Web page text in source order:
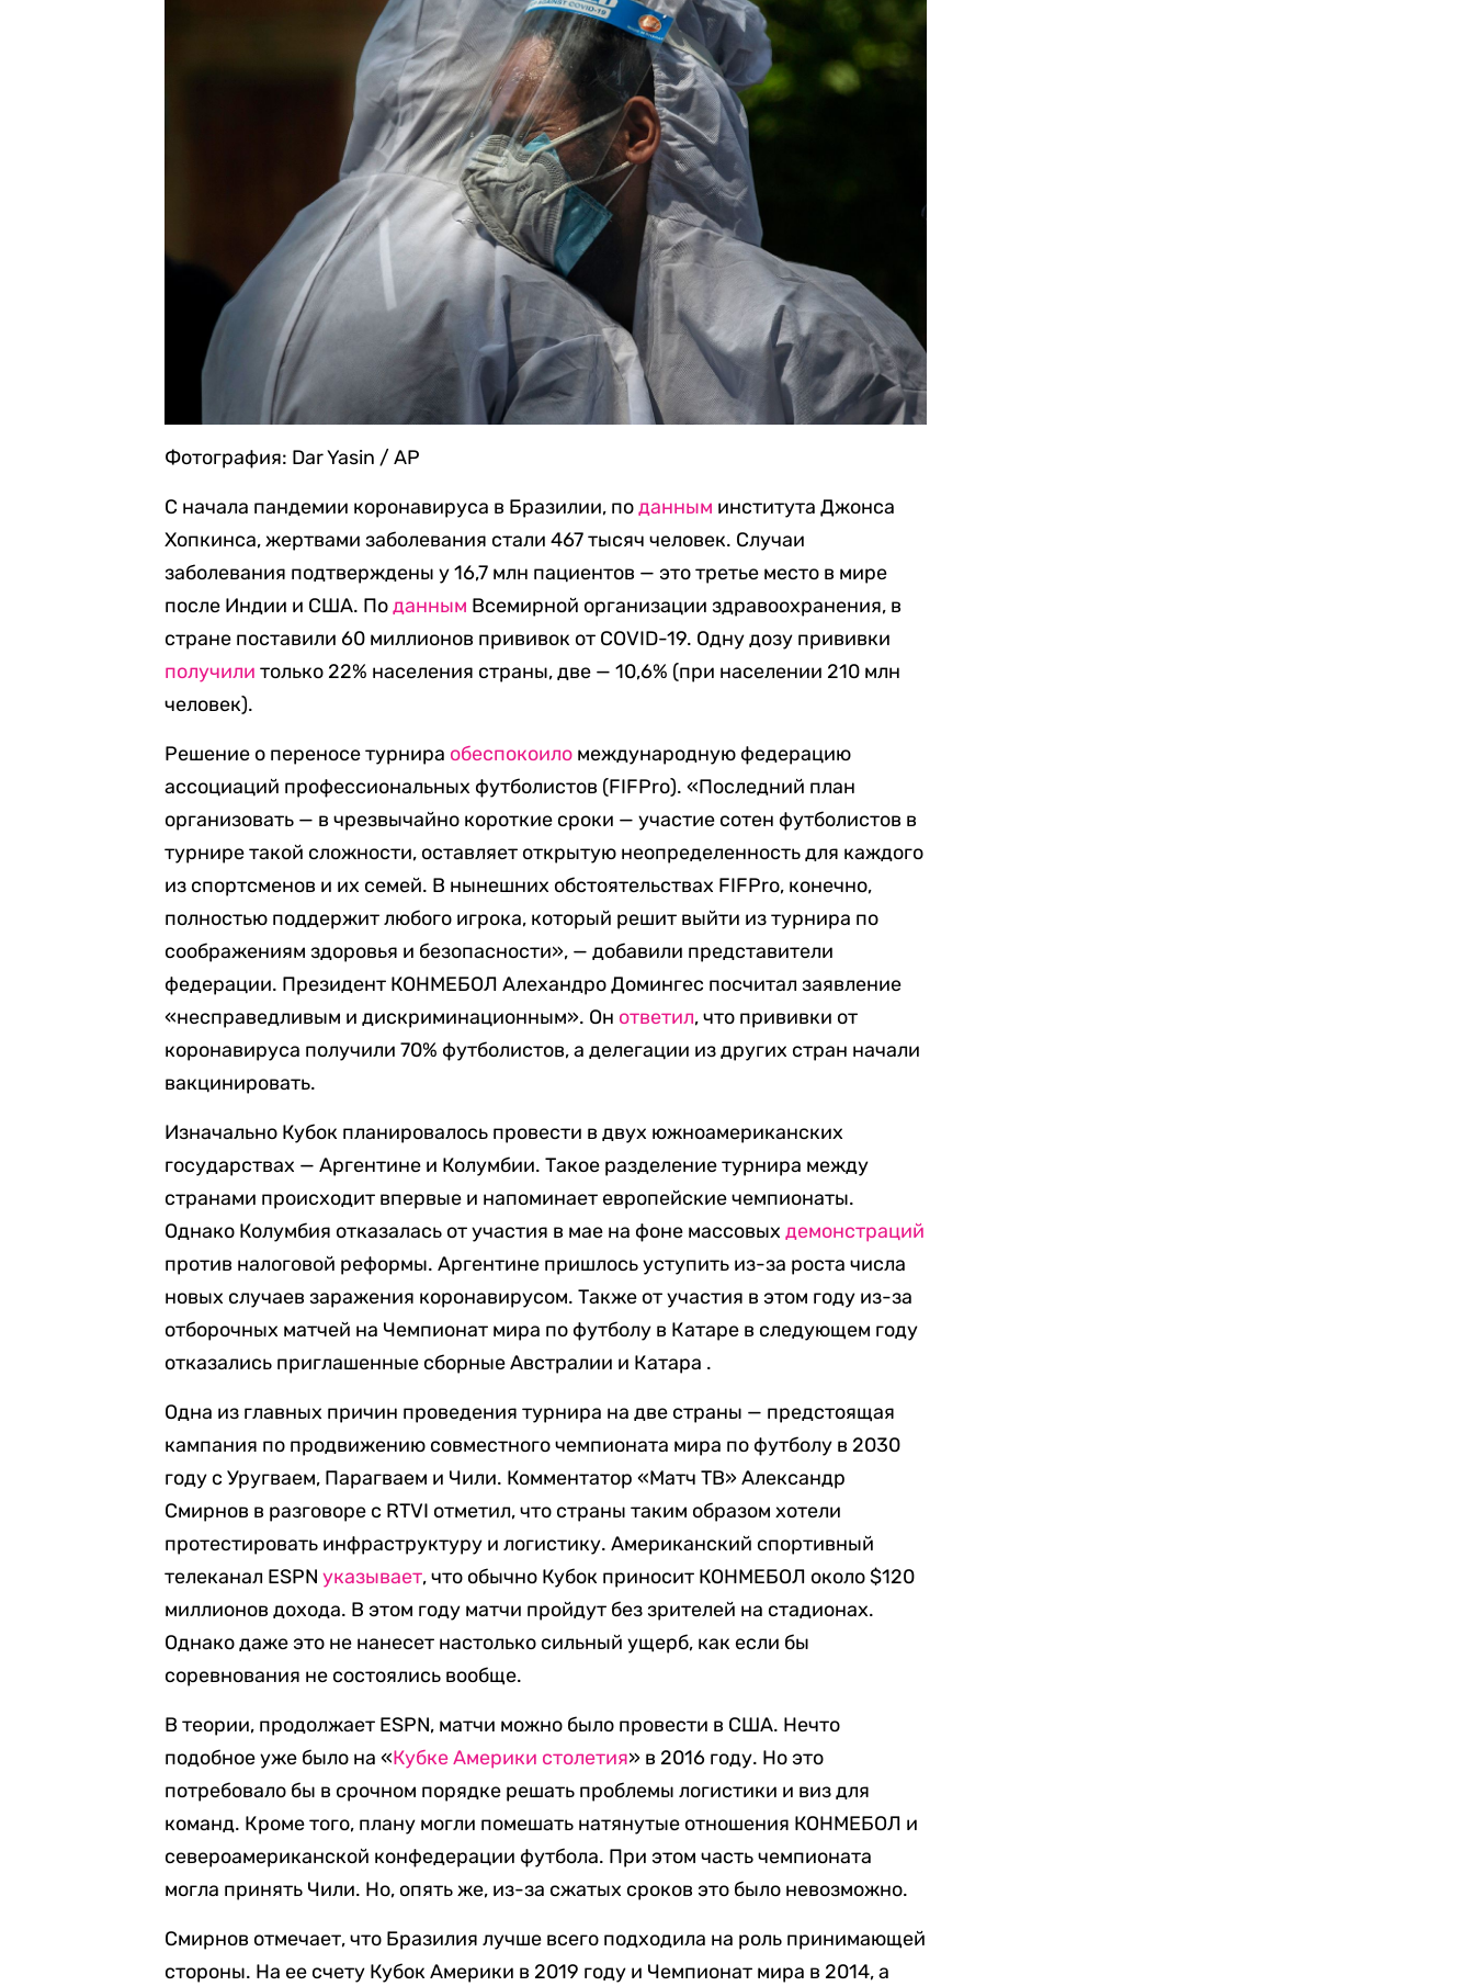
Фотография: Dar Yasin / AP
С начала пандемии коронавируса в Бразилии, поданным института Джонса
Хопкинса, жертвами заболевания стали 467 тысяч человек. Случаи
заболевания подтверждены у 16,7 млн пациентов — это третье место в мире
после Индии и США. Поданным Всемирной организации здравоохранения, в
стране поставили 60 миллионов прививок от COVID-19. Одну дозу прививки
получили только 22% населения страны, две — 10,6% (при населении 210 млн
человек).
Решение о переносе турнира обеспокоило международную федерацию
ассоциаций профессиональных футболистов (FIFPro). «Последний план
организовать — в чрезвычайно короткие сроки — участие сотен футболистов в
турнире такой сложности, оставляет открытую неопределенность для каждого
из спортсменов и их семей. В нынешних обстоятельствах FIFPro, конечно,
полностью поддержит любого игрока, который решит выйти из турнира по
соображениям здоровья и безопасности», — добавили представители
федерации. Президент КОНМЕБОЛ Алехандро Домингес посчитал заявление
«несправедливым и дискриминационным». Он ответил, что прививки от
коронавируса получили 70% футболистов, а делегации из других стран начали
вакцинировать.
Изначально Кубок планировалось провести в двух южноамериканских
государствах — Аргентине и Колумбии. Такое разделение турнира между
странами происходит впервые и напоминает европейские чемпионаты.
Однако Колумбия отказалась от участия в мае на фоне массовых демонстраций
против налоговой реформы. Аргентине пришлось уступить из-за роста числа
новых случаев заражения коронавирусом. Также от участия в этом году из-за
отборочных матчей на Чемпионат мира по футболу в Катаре в следующем году
отказались приглашенные сборные Австралии и Катара .
Одна из главных причин проведения турнира на две страны — предстоящая
кампания по продвижению совместного чемпионата мира по футболу в 2030
году с Уругваем, Парагваем и Чили. Комментатор «Матч ТВ» Александр
Смирнов в разговоре с RTVI отметил, что страны таким образом хотели
протестировать инфраструктуру и логистику. Американский спортивный
телеканал ESPN указывает, что обычно Кубок приносит КОНМЕБОЛ около $120
миллионов дохода. В этом году матчи пройдут без зрителей на стадионах.
Однако даже это не нанесет настолько сильный ущерб, как если бы
соревнования не состоялись вообще.
В теории, продолжает ESPN, матчи можно было провести в США. Нечто
подобное уже было на «Кубке Америки столетия» в 2016 году. Но это
потребовало бы в срочном порядке решать проблемы логистики и виз для
команд. Кроме того, плану могли помешать натянутые отношения КОНМЕБОЛ и
североамериканской конфедерации футбола. При этом часть чемпионата
могла принять Чили. Но, опять же, из-за сжатых сроков это было невозможно.
Смирнов отмечает, что Бразилия лучше всего подходила на роль принимающей
стороны. На ее счету Кубок Америки в 2019 году и Чемпионат мира в 2014, а